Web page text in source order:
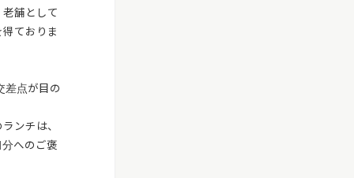
舗として
ておりま
差点が目の
ンチは、
へのご褒